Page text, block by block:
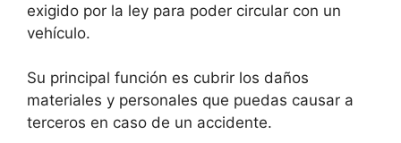
exigido por la ley para poder circular con un
vehículo.
Su principal función es cubrir los daños
materiales y personales que puedas causar a
terceros en caso de un accidente.